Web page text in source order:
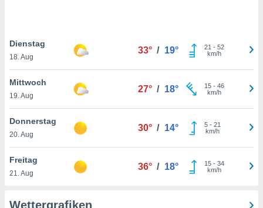
nicht
von
und
auf
klicken.
Dienstag
18. Aug
33° / 19° 21 - 52
km/h
Mittwoch
19. Aug
27° / 18° 15- 46
km/h
Donnerstag
20. Aug
30° / 14° 5- 21
km/h
Freitag
21. Aug
36° / 18° 15- 34
km/h
Wettergrafiken